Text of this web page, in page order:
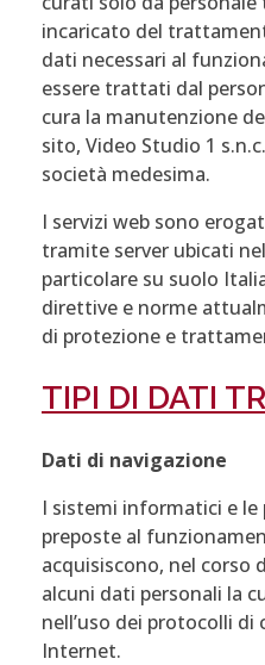
incaricato del
dati necessari al
essere trattati dal
cura la manutenzione
sito, Video Studio 1
società medesima.
I servizi web sono
tramite server ubicati
particolare su suolo
direttive e norme
di protezione e
TIPI DI DATI
Dati di navigazione
I sistemi informatici e
preposte al
acquisiscono, nel corso
alcuni dati personali la
nell’uso dei protocolli di
Internet.